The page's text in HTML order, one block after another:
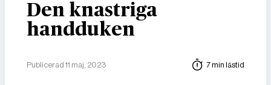
Den knastriga
handduken
Publicerad 11 maj, 2023 7 min lästid